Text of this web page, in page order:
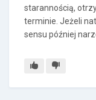
starannością,
terminie. Jeżeli
sensu później